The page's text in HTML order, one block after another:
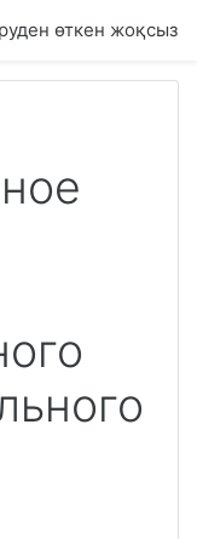
өткен жоқсыз